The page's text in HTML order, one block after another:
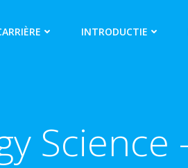
INTRODUCTIE
Science